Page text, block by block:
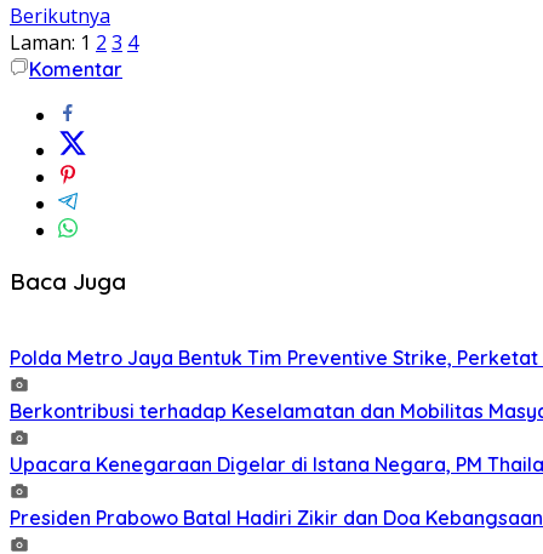
Berikutnya
Laman: 1 2 3 4
Komentar
Baca Juga
Polda Metro Jaya Bentuk Tim Preventive Strike,
Berkontribusi terhadap Keselamatan dan Mobilitas
Upacara Kenegaraan Digelar di Istana Negara, PM
Presiden Prabowo Batal Hadiri Zikir dan Doa